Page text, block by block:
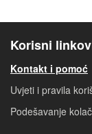
Korisni
Kontakt i pomoć
Uvjeti i pravila
Podešavanje